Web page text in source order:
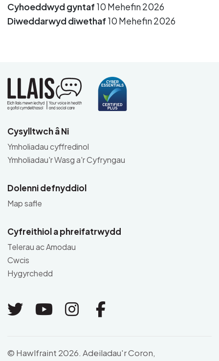
Cyhoeddwyd gyntaf 10 Mehefin 2026
Diweddarwyd diwethaf 10 Mehefin 2026
Cysylltwch â Ni
Ymholiadau cyffredinol
Ymholiadau'r Wasg a'r Cyfryngau
Dolenni defnyddiol
Map safle
Cyfreithiol a phreifatrwydd
Telerau ac Amodau
Cwcis
Hygyrchedd
Link to Twitter
Link to Youtube
Link to Instagram
Link to
© Hawlfraint 2026. Adeiladau'r Coron,